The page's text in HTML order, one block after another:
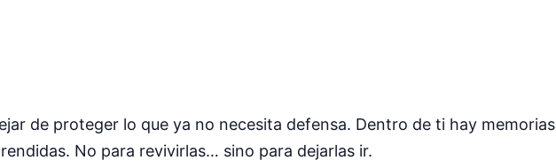
de proteger lo que ya no necesita defensa. Dentro de ti hay memorias
No para revivirlas… sino para dejarlas ir.